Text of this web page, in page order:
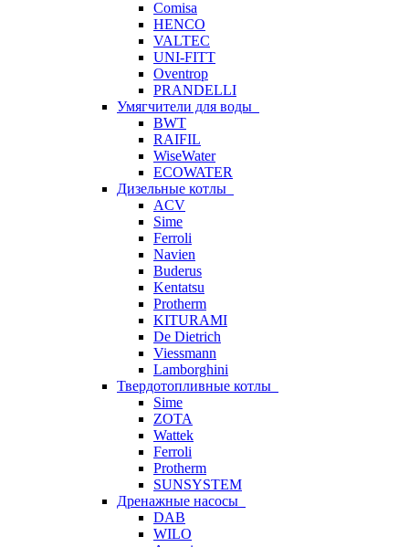
Comisa
HENCO
VALTEC
UNI-FITT
Oventrop
PRANDELLI
Умягчители для воды
BWT
RAIFIL
WiseWater
ECOWATER
Дизельные котлы
ACV
Sime
Ferroli
Navien
Buderus
Kentatsu
Protherm
KITURAMI
De Dietrich
Viessmann
Lamborghini
Твердотопливные котлы
Sime
ZOTA
Wattek
Ferroli
Protherm
SUNSYSTEM
Дренажные насосы
DAB
WILO